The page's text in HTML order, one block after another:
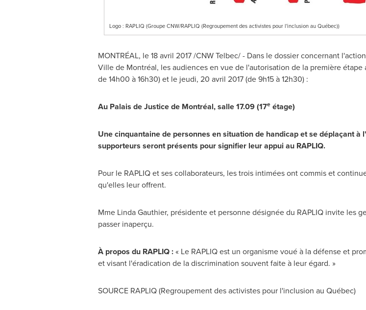
Logo : RAPLIQ (Groupe CNW/RAPLIQ (Regroupement des activistes pour l'inclusion au Québec))
MONTRÉAL, le 18 avril 2017 /CNW Telbec/ - Dans le dossier concernant
Ville de Montréal, les audiences en vue de l'autorisation de la première étape
de 14h00 à 16h30) et le jeudi, 20 avril 2017 (de 9h15 à 12h30) :
Au Palais de Justice de Montréal, salle 17.09 (17eétage)
Une cinquantaine de personnes en situation de handicap et se déplaçant
supporteurs seront présents pour signifier leur appui au RAPLIQ.
Pour le RAPLIQ et ses collaborateurs, les trois intimées ont commis et
qu'elles leur offrent.
Mme Linda Gauthier, présidente et personne désignée du RAPLIQ invite les
passer inaperçu.
À propos du RAPLIQ :« Le RAPLIQ est un organisme voué à la défense et
et visant l'éradication de la discrimination souvent faite à leur égard. »
SOURCE RAPLIQ (Regroupement des activistes pour l'inclusion au Québec)